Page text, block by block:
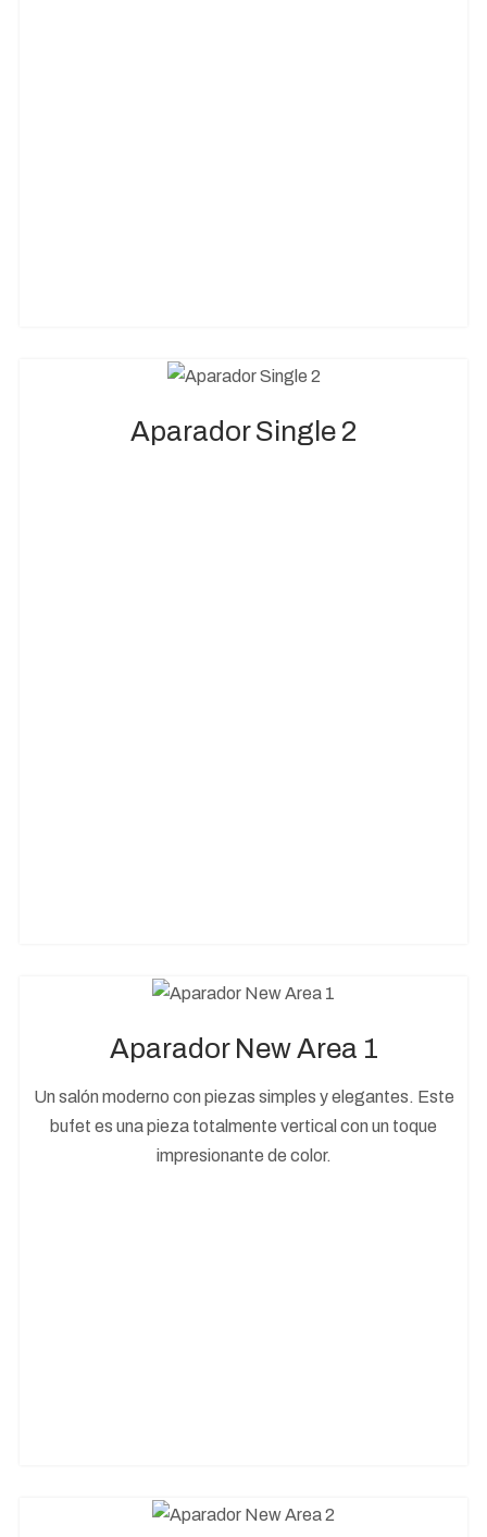
Aparador Single 2
Aparador New Area 1
Un salón moderno con piezas simples y elegantes. Este
bufet es una pieza totalmente vertical con un toque
impresionante de color.